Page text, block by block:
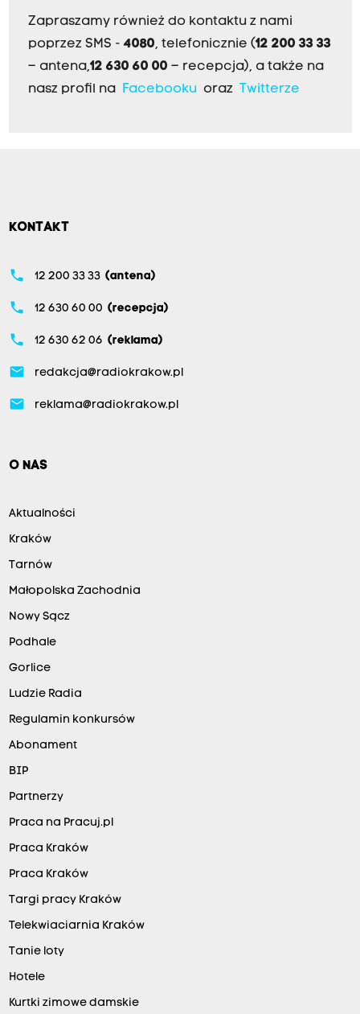
Zapraszamy również do kontaktu z nami
poprzez SMS - 4080, telefonicznie (12 200 33 33
– antena,12 630 60 00 – recepcja), a także na
nasz profil na Facebookuoraz Twitterze
KONTAKT
phone 12 200 33 33 (antena)
phone 12 630 60 00 (recepcja)
phone 12 630 62 06 (reklama)
email redakcja@radiokrakow.pl
email reklama@radiokrakow.pl
O NAS
Aktualności
Kraków
Tarnów
Małopolska Zachodnia
Nowy Sącz
Podhale
Gorlice
Ludzie Radia
Regulamin konkursów
Abonament
BIP
Partnerzy
Praca na Pracuj.pl
Praca Kraków
Praca Kraków
Targi pracy Kraków
Telekwiaciarnia Kraków
Tanie loty
Hotele
Kurtki zimowe damskie